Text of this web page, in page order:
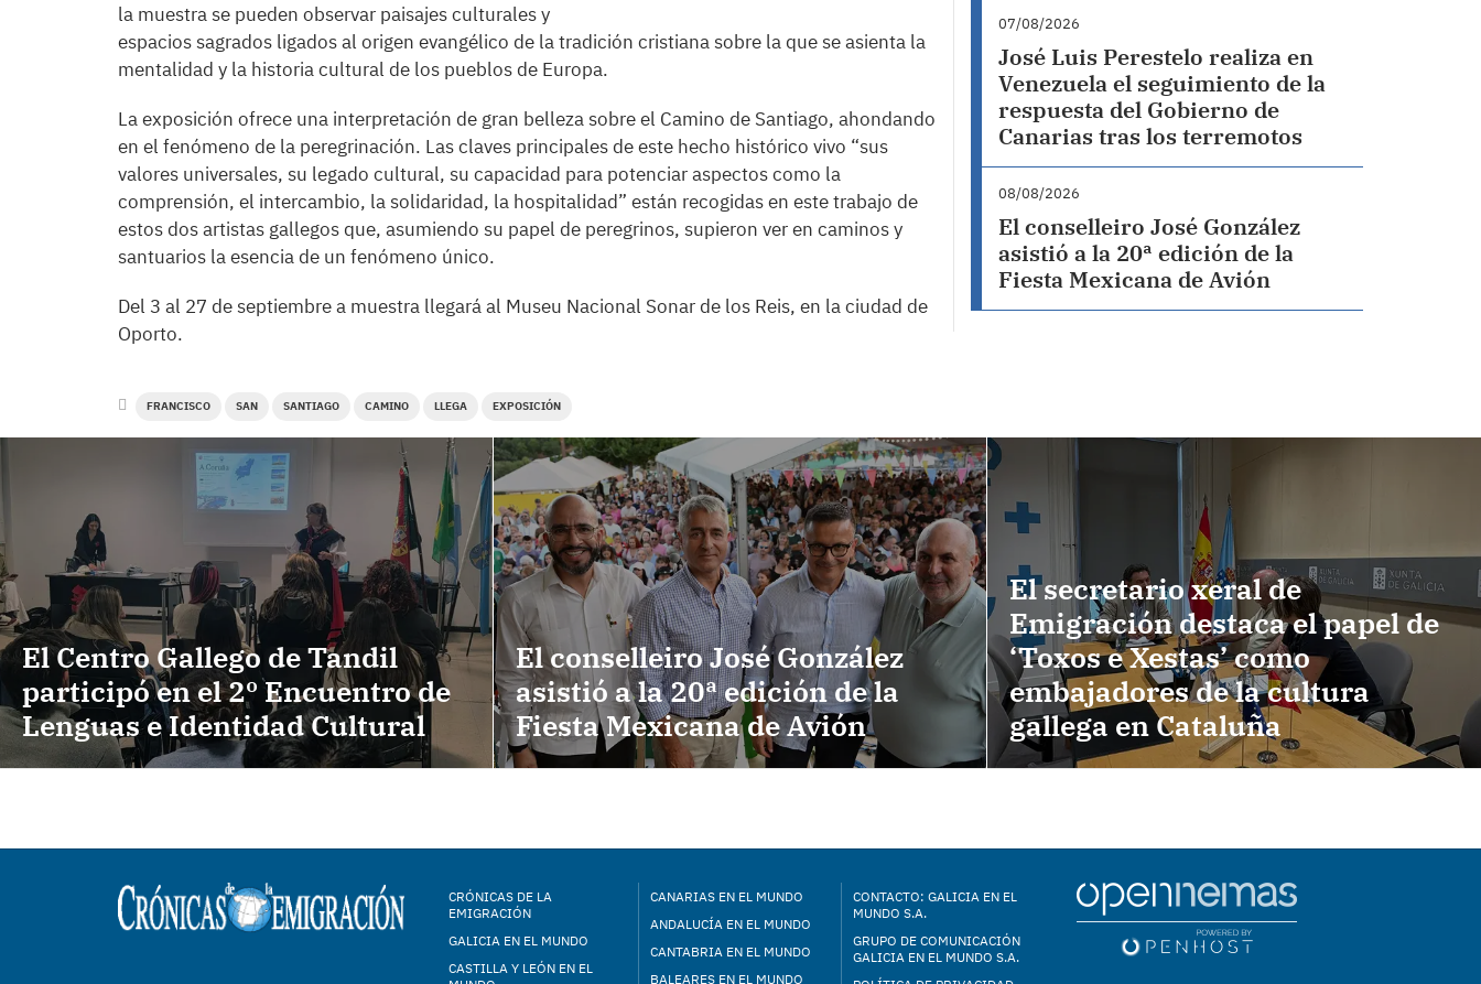
la muestra se pueden observar paisajes culturales y
espacios sagrados ligados al origen evangélico de la tradición cristiana sobre la que se asienta la
mentalidad y la historia cultural de los pueblos de Europa.
La exposición ofrece una interpretación de gran belleza sobre el Camino de Santiago, ahondando
en el fenómeno de la peregrinación. Las claves principales de este hecho histórico vivo “sus
valores universales, su legado cultural, su capacidad para potenciar aspectos como la
comprensión, el intercambio, la solidaridad, la hospitalidad” están recogidas en este trabajo de
estos dos artistas gallegos que, asumiendo su papel de peregrinos, supieron ver en caminos y
santuarios la esencia de un fenómeno único.
Del 3 al 27 de septiembre a muestra llegará al Museu Nacional Sonar de los Reis, en la ciudad de
Oporto.
FRANCISCO SAN SANTIAGO CAMINO LLEGA EXPOSICIÓN
07/08/2026
José Luis Perestelo realiza en
Venezuela el seguimiento de la
respuesta del Gobierno de
Canarias tras los terremotos
08/08/2026
El conselleiro José González
asistió a la 20ª edición de la
Fiesta Mexicana de Avión
El Centro Gallego de Tandil
participó en el 2º Encuentro de
Lenguas e Identidad Cultural
El conselleiro José González
asistió a la 20ª edición de la
Fiesta Mexicana de Avión
El secretario xeral de
Emigración destaca el papel de
‘Toxos e Xestas’ como
embajadores de la cultura
gallega en Cataluña
CRÓNICAS DE LA
EMIGRACIÓN
GALICIA EN EL MUNDO
CASTILLA Y LEÓN EN EL
CANARIAS EN EL MUNDO
ANDALUCÍA EN EL MUNDO
CANTABRIA EN EL MUNDO
BALEARES EN EL MUNDO
CONTACTO: GALICIA EN EL
MUNDO S.A.
GRUPO DE COMUNICACIÓN
GALICIA EN EL MUNDO S.A.